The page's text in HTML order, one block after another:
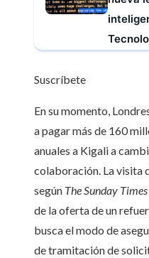
Suscríbete
En su momento,
a pagar más de 160
anuales a Kigali a
colaboración. La visita
según The Sunday Times
de la oferta de un
busca el modo de
de tramitación de